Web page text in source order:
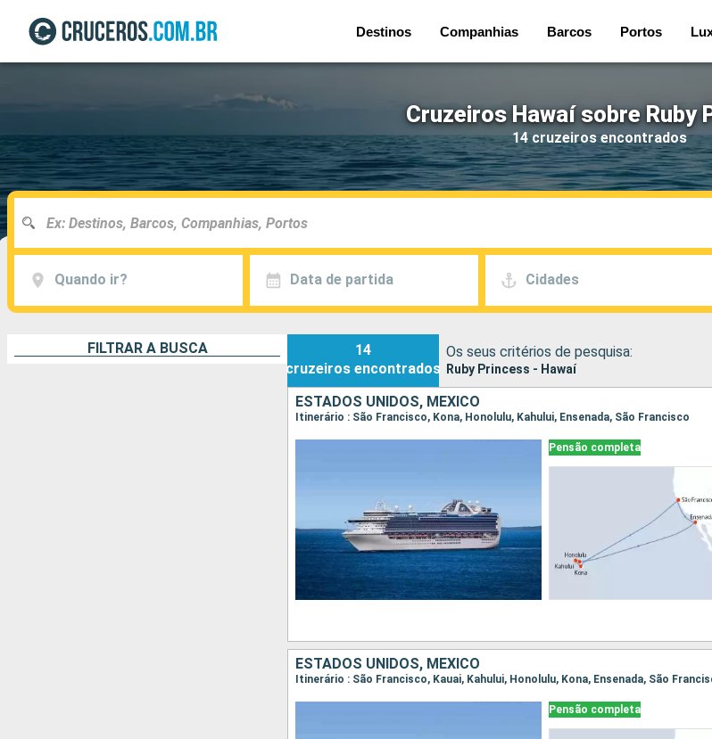
Destinos Companhias Barcos Portos
Cruzeiros Hawaí sobre Ruby
14 cruzeiros encontrados
Quando ir? Data de partida Cidades
FILTRAR A BUSCA
14
cruzeiros encontrados
Os seus critérios de pesquisa:
Ruby Princess - Hawaí
ESTADOS UNIDOS, MÉXICO
Itinerário : São Francisco, Kona, Honolulu, Kahului, Ensenada, São Francisco
Pensão completa
ESTADOS UNIDOS, MÉXICO
Itinerário : São Francisco, Kauai, Kahului, Honolulu, Kona, Ensenada, São
Pensão completa